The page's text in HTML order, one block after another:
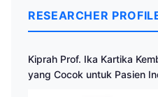
RESEARCHER
Kiprah Prof. Ika Kartika
yang Cocok untuk Pasien